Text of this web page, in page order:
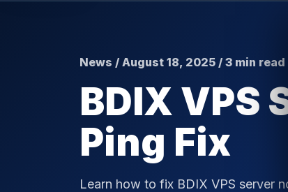
News / August 18, 2025 / 3 min read
BDIX VPS
Ping Fix
Learn how to fix BDIX VPS server